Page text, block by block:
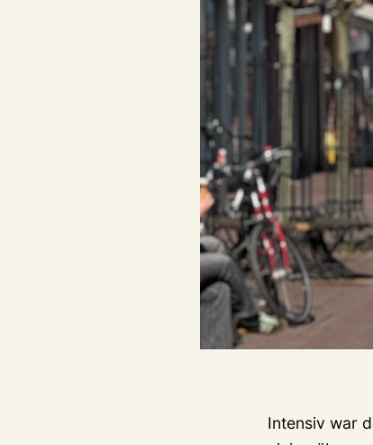
Intensiv war